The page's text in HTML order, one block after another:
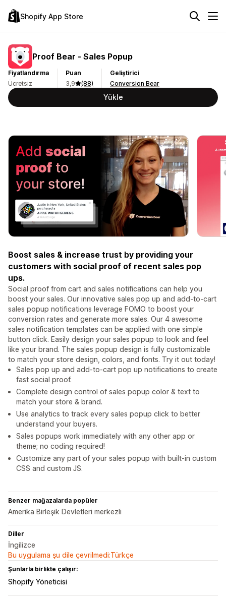
Shopify App Store
Proof Bear ‑ Sales Popup
Fiyatlandırma
Ücretsiz
Puan
3,9
(88)
Geliştirici
Conversion Bear
Yükle
Boost sales & increase trust by providing your
customers with social proof of recent sales pop
ups.
Social proof from cart and sales notifications can help you
boost your sales. Our innovative sales pop up and add-to-cart
sales popup notifications leverage FOMO to boost your
conversion rates and generate more sales. Our 4 awesome
sales notification templates can be applied with one simple
button click. Easily design your sales popup to look and feel
like your brand. The sales popup design is fully customizable
to match your store design, colors, and fonts. Try it out today!
Sales pop up and add-to-cart pop up notifications to create
fast social proof.
Complete design control of sales popup color & text to
match your store & brand.
Use analytics to track every sales popup click to better
understand your buyers.
Sales popups work immediately with any other app or
theme; no coding required!
Customize any part of your sales popup with built-in custom
CSS and custom JS.
Benzer mağazalarda popüler
Amerika Birleşik Devletleri merkezli
Diller
İngilizce
Bu uygulama şu dile çevrilmedi:Türkçe
Şunlarla birlikte çalışır:
Shopify Yöneticisi